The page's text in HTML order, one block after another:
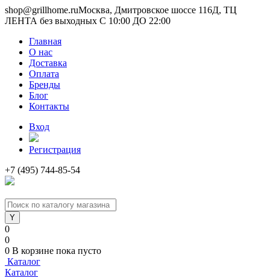
shop@grillhome.ruМосква, Дмитровское шоссе 116Д, ТЦ
ЛЕНТА без выходных С 10:00 ДО 22:00
Главная
О нас
Доставка
Оплата
Бренды
Блог
Контакты
Вход
Регистрация
+7 (495) 744-85-54
0
0
0 В корзине пока пусто
Каталог
Каталог